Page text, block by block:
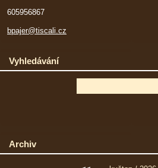
605956867
bpajer@tiscali.cz
Vyhledávání
Archiv